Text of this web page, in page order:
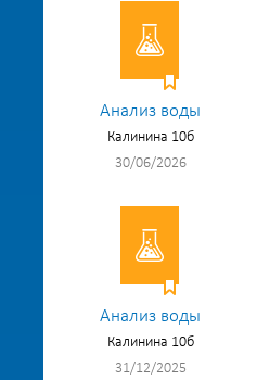
Анализ воды
Калинина 10б
30/06/2026
Анализ воды
Калинина 10б
31/12/2025